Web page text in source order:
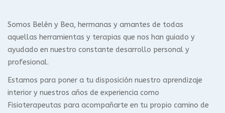
Somos Belén y Bea, hermanas y amantes de todas
aquellas herramientas y terapias que nos han guiado y
ayudado en nuestro constante desarrollo personal y
profesional.
Estamos para poner a tu disposición nuestro aprendizaje
interior y nuestros años de experiencia como
Fisioterapeutas para acompañarte en tu propio camino de